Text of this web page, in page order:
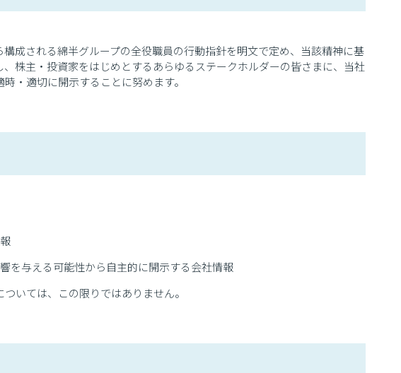
成される綿半グループの全役職員の行動指針を明文で定め、当該精神に基
株主・投資家をはじめとするあらゆるステークホルダーの皆さまに、当社
・適切に開示することに努めます。
を与える可能性から自主的に開示する会社情報
いては、この限りではありません。